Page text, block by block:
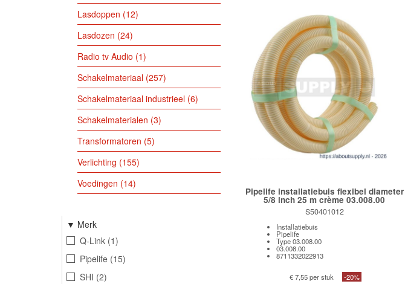
Lasdoppen 12
Lasdozen 24
Radio tv Audio 1
Schakelmateriaal 257
Schakelmateriaal industrieel 6
Schakelmaterialen 3
Transformatoren 5
Verlichting 155
Voedingen 14
Merk
Q-Link 1
Pipelife 15
SHI 2
Pipelife installatiebuis flexibel diameter
5/8 inch 25 m crème 03.008.00
S50401012
Installatiebuis
Pipelife
Type 03.008.00
03.008.00
8711332022913
€ 7,55 per stuk -20%